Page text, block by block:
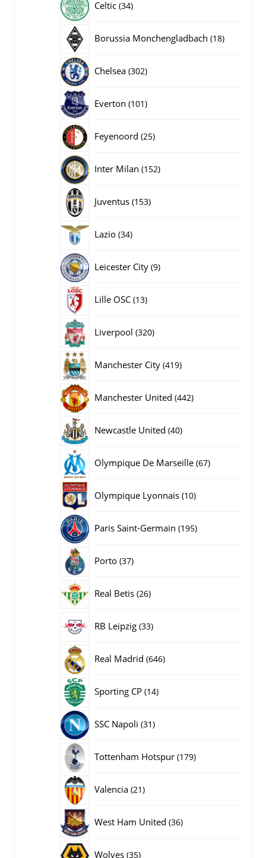
Celtic 3434
Borussia Monchengladbach 1818
Chelsea 302302
Everton 101101
Feyenoord 2525
Inter Milan 152152
Juventus 153153
Lazio 3434
Leicester City 99
Lille OSC 1313
Liverpool 320320
Manchester City 419419
Manchester United 442442
Newcastle United 4040
Olympique De Marseille 6767
Olympique Lyonnais 1010
Paris Saint-Germain 195195
Porto 3737
Real Betis 2626
RB Leipzig 3333
Real Madrid 646646
Sporting CP 1414
SSC Napoli 3131
Tottenham Hotspur 179179
Valencia 2121
West Ham United 3636
Wolves 3535